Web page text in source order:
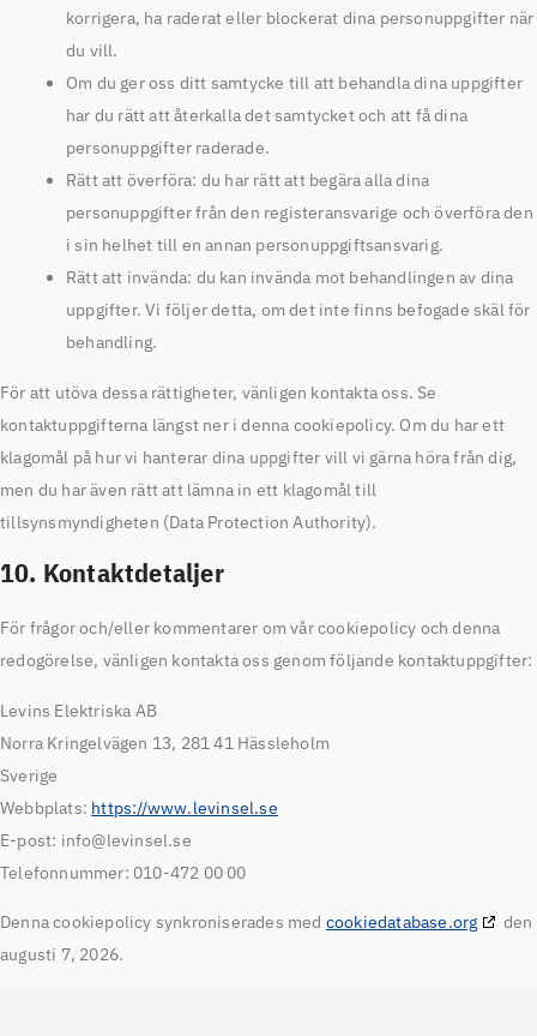
korrigera, ha raderat eller blockerat dina personuppgifter när
du vill.
Om du ger oss ditt samtycke till att behandla dina uppgifter
har du rätt att återkalla det samtycket och att få dina
personuppgifter raderade.
Rätt att överföra: du har rätt att begära alla dina
personuppgifter från den registeransvarige och överföra den
i sin helhet till en annan personuppgiftsansvarig.
Rätt att invända: du kan invända mot behandlingen av dina
uppgifter. Vi följer detta, om det inte finns befogade skäl för
behandling.
För att utöva dessa rättigheter, vänligen kontakta oss. Se
kontaktuppgifterna längst ner i denna cookiepolicy. Om du har ett
klagomål på hur vi hanterar dina uppgifter vill vi gärna höra från dig,
men du har även rätt att lämna in ett klagomål till
tillsynsmyndigheten (Data Protection Authority).
10. Kontaktdetaljer
För frågor och/eller kommentarer om vår cookiepolicy och denna
redogörelse, vänligen kontakta oss genom följande kontaktuppgifter:
Levins Elektriska AB
Norra Kringelvägen 13, 281 41 Hässleholm
Sverige
Webbplats: https://www.levinsel.se
E-post: info@levinsel.se
Telefonnummer: 010-472 00 00
Denna cookiepolicy synkroniserades med cookiedatabase.org
den
augusti 7, 2026.